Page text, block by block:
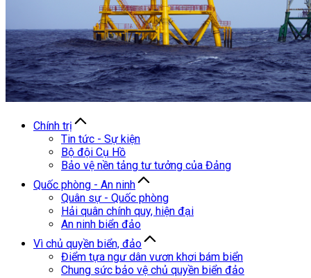
Chính trị
Tin tức - Sự kiện
Bộ đội Cụ Hồ
Bảo vệ nền tảng tư tưởng của Đảng
Quốc phòng - An ninh
Quân sự - Quốc phòng
Hải quân chính quy, hiện đại
An ninh biển đảo
Vì chủ quyền biển, đảo
Điểm tựa ngư dân vươn khơi bám biển
Chung sức bảo vệ chủ quyền biển đảo